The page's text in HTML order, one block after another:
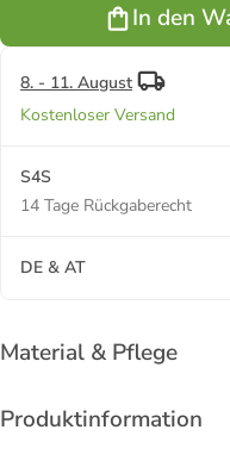
In den
8. - 11. August
Kostenloser Versand
S4S
14 Tage Rückgaberecht
DE & AT
Material & Pflege
Produktinformation